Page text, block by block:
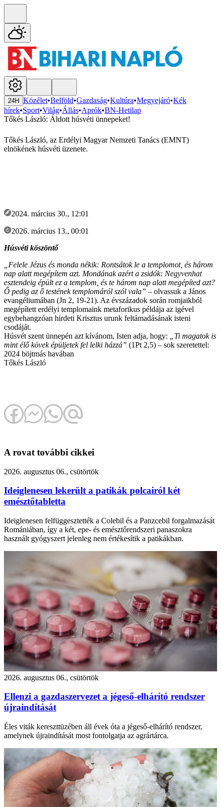
24H Közélet•Belföld•Gazdaság•Kultúra•Megyejáró•Kék
hírek•Sport•Világ•Állás•Aprók•BN-Hetilap
Tőkés László: Áldott húsvéti ünnepeket!
Tőkés László, az Erdélyi Magyar Nemzeti Tanács (EMNT)
elnökének húsvéti üzenete.
2024. március 30., 12:01
2026. március 13., 00:01
Húsvéti köszöntő
„Felele Jézus és monda nékik: Rontsátok le a templomot, és három
nap alatt megépítem azt. Mondának azért a zsidók: Negyvenhat
esztendeig épült ez a templom, és te három nap alatt megépíted azt?
Ő pedig az ő testének templomáról szól vala” – olvassuk a János
evangéliumában (Jn 2, 19-21). Az évszázadok során romjaikból
megépített erdélyi templomaink metaforikus példája az igével
egybehangzóan hirdeti Krisztus urunk feltámadásának isteni
csodáját.
Húsvét szent ünnepén azt kívánom, Isten adja, hogy:
„Ti magatok is
mint élő kövek épüljetek fel lelki házzá” (1Pt 2,5) – sok szeretettel:
2024 böjtmás havában
Tőkés László
A rovat további cikkei
2026. augusztus 06., csütörtök
Ideiglenesen lekerült a patikák polcairól két
emésztőtabletta
Ideiglenesen felfüggesztették a Colebil és a Panzcebil forgalmazását
Romániában, így a két, epe- és emésztőrendszeri panaszokra
használt gyógyszert jelenleg nem értékesítik a patikákban.
2026. augusztus 06., csütörtök
Ellenzi a gazdaszervezet a jégeső-elhárító rendszer
újraindítását
Éles viták kereszttüzében áll évek óta a jégeső-elhárító rendszer,
amelynek újraindítását most fontolgatja az agrártárca.